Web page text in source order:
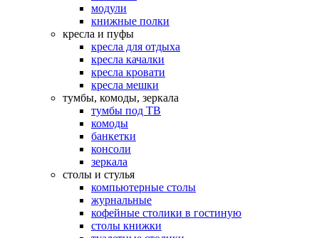
модули
книжные полки
кресла и пуфы
кресла для отдыха
кресла качалки
кресла кровати
кресла мешки
тумбы, комоды, зеркала
тумбы под ТВ
комоды
банкетки
консоли
зеркала
столы и стулья
компьютерные столы
журнальные
кофейные столики в гостиную
столы книжки